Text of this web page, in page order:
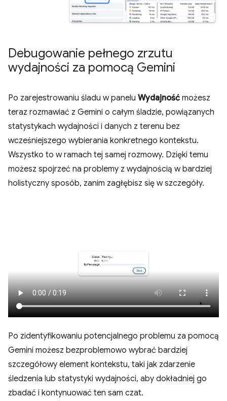
Debugowanie pełnego zrzutu
wydajności za pomocą Gemini
Po zarejestrowaniu śladu w panelu Wydajność możesz
teraz rozmawiać z Gemini o całym śladzie, powiązanych
statystykach wydajności i danych z terenu bez
wcześniejszego wybierania konkretnego kontekstu.
Wszystko to w ramach tej samej rozmowy. Dzięki temu
możesz spojrzeć na problemy z wydajnością w bardziej
holistyczny sposób, zanim zagłębisz się w szczegóły.
Po zidentyfikowaniu potencjalnego problemu za pomocą
Gemini możesz bezproblemowo wybrać bardziej
szczegółowy element kontekstu, taki jak zdarzenie
śledzenia lub statystyki wydajności, aby dokładniej go
zbadać i kontynuować ten sam czat.